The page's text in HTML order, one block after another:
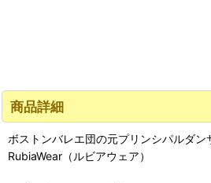
商品詳細
ボストンバレエ団の元プリンシパルダ
RubiaWear（ルビアウェア）